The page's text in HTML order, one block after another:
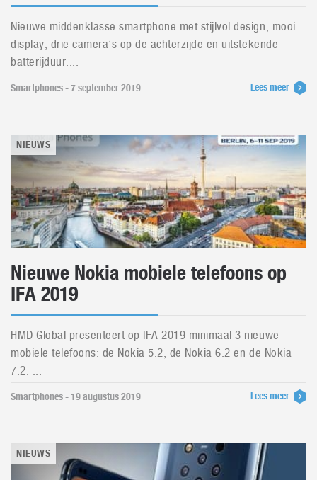
Nieuwe middenklasse smartphone met stijlvol design, mooi
display, drie camera’s op de achterzijde en uitstekende
batterijduur....
Smartphones - 7 september 2019 Lees meer
NIEUWS
Nieuwe Nokia mobiele telefoons op
IFA 2019
HMD Global presenteert op IFA 2019 minimaal 3 nieuwe
mobiele telefoons: de Nokia 5.2, de Nokia 6.2 en de Nokia
7.2. ...
Smartphones - 19 augustus 2019 Lees meer
NIEUWS